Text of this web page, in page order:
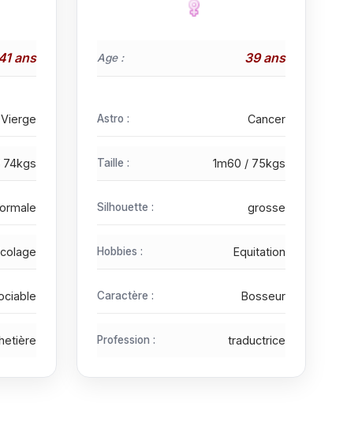
ans
Vierge
74kgs
Age : 39 ans
Astro : Cancer
Taille : 1m60 / 75kgs
Silhouette : grosse
Hobbies : Equitation
Caractère : Bosseur
Profession : traductrice